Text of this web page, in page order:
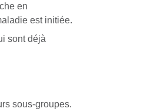
en
est initiée.
sont déjà
sous-groupes.